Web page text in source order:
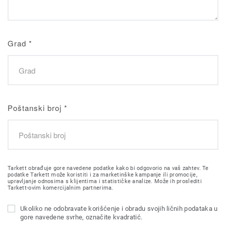
Grad *
Poštanski broj *
Tarkett obrađuje gore navedene podatke kako bi odgovorio na vaš zahtev. Te
podatke Tarkett može koristiti i za marketinške kampanje ili promocije,
upravljanje odnosima s klijentima i statističke analize. Može ih proslediti
Tarkett-ovim komercijalnim partnerima.
Ukoliko ne odobravate korišćenje i obradu svojih ličnih podataka u
gore navedene svrhe, označite kvadratić.